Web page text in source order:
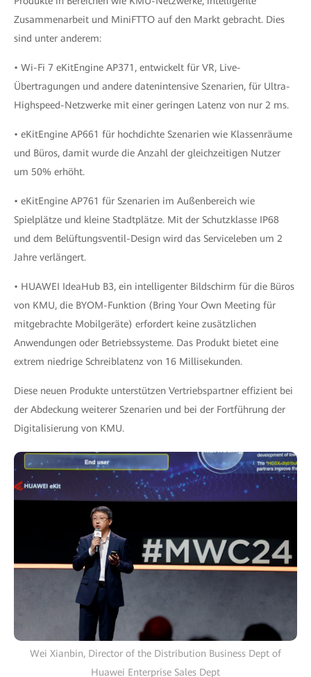
Zusammenarbeit und MiniFTTO auf den Markt gebracht. Dies
sind unter anderem:
• Wi-Fi 7 eKitEngine AP371, entwickelt für VR, Live-
Übertragungen und andere datenintensive Szenarien, für Ultra-
Highspeed-Netzwerke mit einer geringen Latenz von nur 2 ms.
• eKitEngine AP661 für hochdichte Szenarien wie Klassenräume
und Büros, damit wurde die Anzahl der gleichzeitigen Nutzer
um 50% erhöht.
• eKitEngine AP761 für Szenarien im Außenbereich wie
Spielplätze und kleine Stadtplätze. Mit der Schutzklasse IP68
und dem Belüftungsventil-Design wird das Serviceleben um 2
Jahre verlängert.
• HUAWEI IdeaHub B3, ein intelligenter Bildschirm für die Büros
von KMU, die BYOM-Funktion (Bring Your Own Meeting für
mitgebrachte Mobilgeräte) erfordert keine zusätzlichen
Anwendungen oder Betriebssysteme. Das Produkt bietet eine
extrem niedrige Schreiblatenz von 16 Millisekunden.
Diese neuen Produkte unterstützen Vertriebspartner effizient bei
der Abdeckung weiterer Szenarien und bei der Fortführung der
Digitalisierung von KMU.
Wei Xianbin, Director of the Distribution Business Dept of
Huawei Enterprise Sales Dept